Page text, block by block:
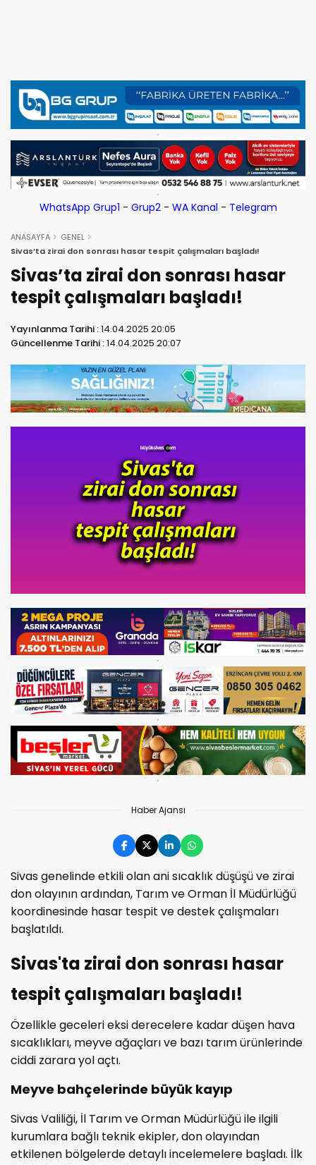
WhatsApp Grup1 - Grup2- WA Kanal - Telegram
ANASAYFA
GENEL
Sivas’ta zirai don sonrası hasar tespit çalışmaları başladı!
Sivas’ta zirai don sonrası hasar
tespit çalışmaları başladı!
Yayınlanma Tarihi :14.04.2025 20:05
Güncellenme Tarihi :14.04.2025 20:07
Haber Ajansı
Sivas genelinde etkili olan ani sıcaklık düşüşü ve zirai
don olayının ardından, Tarım ve Orman İl Müdürlüğü
koordinesinde hasar tespit ve destek çalışmaları
başlatıldı.
Sivas'ta zirai don sonrası hasar
tespit çalışmaları başladı!
Özellikle geceleri eksi derecelere kadar düşen hava
sıcaklıkları, meyve ağaçları ve bazı tarım ürünlerinde
ciddi zarara yol açtı.
Meyve bahçelerinde büyük kayıp
Sivas Valiliği, İl Tarım ve Orman Müdürlüğü ile ilgili
kurumlara bağlı teknik ekipler, don olayından
etkilenen bölgelerde detaylı incelemelere başladı. İlk